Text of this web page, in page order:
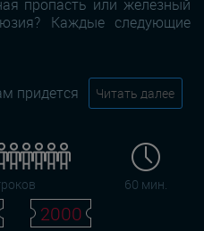
пропасть или железный
Каждые следующие
придется Читать далее
60 мин.
2000